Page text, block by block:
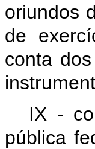
oriundos
de
conta
IX -
pública